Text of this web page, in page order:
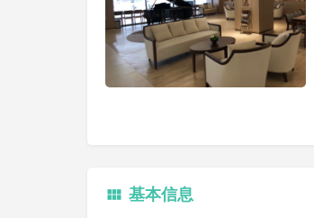
基本信息